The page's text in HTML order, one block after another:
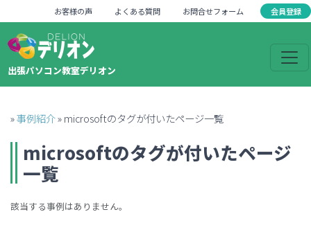
お客様の声 よくある質問 お問合せフォーム 会員登録
出張パソコン教室デリオン
»事例紹介»microsoftのタグが付いたページ一覧
microsoftのタグが付いたページ
一覧
該当する事例はありません。